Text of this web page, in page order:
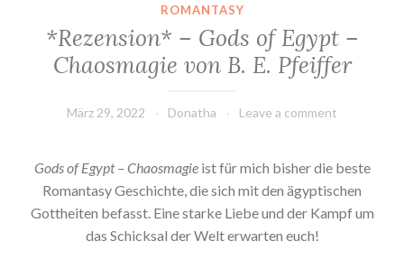
ROMANTASY
*Rezension* – Gods of Egypt –
Chaosmagie von B. E. Pfeiffer
März 29, 2022 Donatha Leave a comment
Gods of Egypt – Chaosmagieist für mich bisher die beste
Romantasy Geschichte, die sich mit den ägyptischen
Gottheiten befasst. Eine starke Liebe und der Kampf um
das Schicksal der Welt erwarten euch!